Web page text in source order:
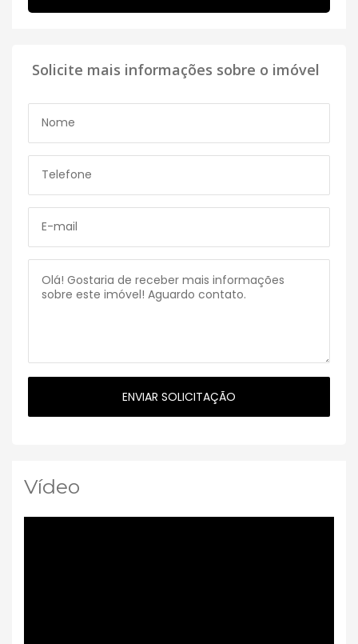
Solicite mais informações sobre o imóvel
Vídeo